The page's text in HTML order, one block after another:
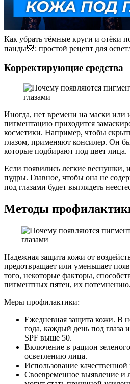
Как убрать тёмные круги и отёки
панды🐼: простой рецепт для
Корректирующие средства
Иногда, нет времени на маски или
пигментацию приходится
косметики. Например, чтобы
глазом, применяют консилер. Он
которые подбирают под цвет лица.
Если появились легкие веснушки,
пудры. Главное, чтобы она не
под глазами будет выглядеть
Методы
Надежная защита кожи от
предотвращает или уменьшает
того, некоторые факторы,
пигментных пятен, их потемнению.
Меры профилактики:
Ежедневная защита кожи. В
года, каждый день под глаза
SPF выше 50.
Включение в рацион
осветлению лица.
Использование качественной
Своевременное выявление и